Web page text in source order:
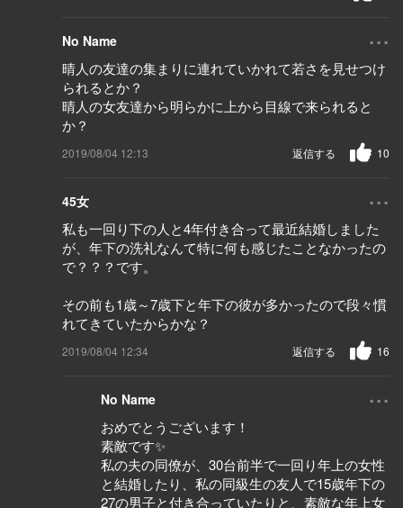
No Name ...
晴人の友達の集まりに連れていかれて若さを見せつけ
られるとか？
晴人の女友達から明らかに上から目線で来られると
か？
2019/08/04 12:13 10
返信する
45女 ...
私も一回り下の人と4年付き合って最近結婚しました
が、年下の洗礼なんて特に何も感じたことなかったの
で？？？です。
その前も1歳～7歳下と年下の彼が多かったので段々慣
れてきていたからかな？
2019/08/04 12:34 16
返信する
No Name ...
おめでとうございます！
素敵です✨
私の夫の同僚が、30台前半で一回り年上の女性
と結婚したり、私の同級生の友人で15歳年下の
27の男子と付き合っていたりと、素敵な年上女